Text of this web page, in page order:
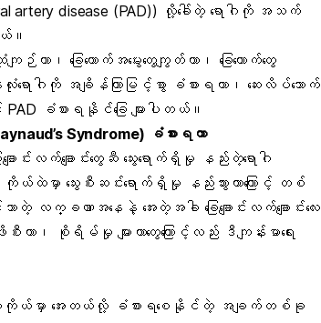
artery disease (PAD)) လို့ခေါ်တဲ့ ရောဂါကို အသက်
။
တာ၊ ခြေထောက်အမွေးတွေကျွတ်တာ၊ ခြေထောက်တွေ
ောဂါကို အချိန်ကြာမြင့်စွာ ခံစားရတာ၊ ဆေးလိပ်သောက်
PAD ခံစားရနိုင်ခြေ များပါတယ်။
Syndrome) ခံစားရတာ
းလက်ချောင်းတွေဆီ သွေးရောက်ရှိမှု နည်းတဲ့ရောဂါ
မှာ သွေးစီးဆင်းရောက်ရှိမှု နည်းသွားတာကြောင့် တစ်
က္ခဏာအနေနဲ့ အေးတဲ့အခါ ခြေချောင်းလက်ချောင်းလေး
ာ၊ စိုရိမ်မှု များတာတွေကြောင့်လည်း ဒီကျန်းမာရေး
ယ်မှာ အေးတယ်လို့ ခံစားရစေနိုင်တဲ့ အချက်တစ်ခု